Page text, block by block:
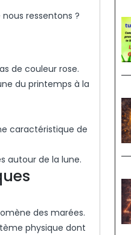
ressentons ?
de couleur rose.
du printemps à la
caractéristique de
autour de la lune.
des marées.
physique dont